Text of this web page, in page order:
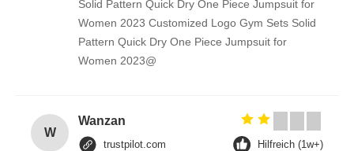
Solid Pattern Quick Dry One Piece Jumpsuit for
Women 2023 Customized Logo Gym Sets Solid
Pattern Quick Dry One Piece Jumpsuit for
Women 2023@
W
Wanzan
trustpilot.com Hilfreich (1w+)